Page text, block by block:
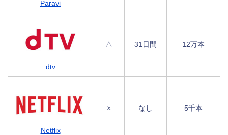
Paravi
dtv
△ 31日間 12万本
Netflix
× なし 5千本